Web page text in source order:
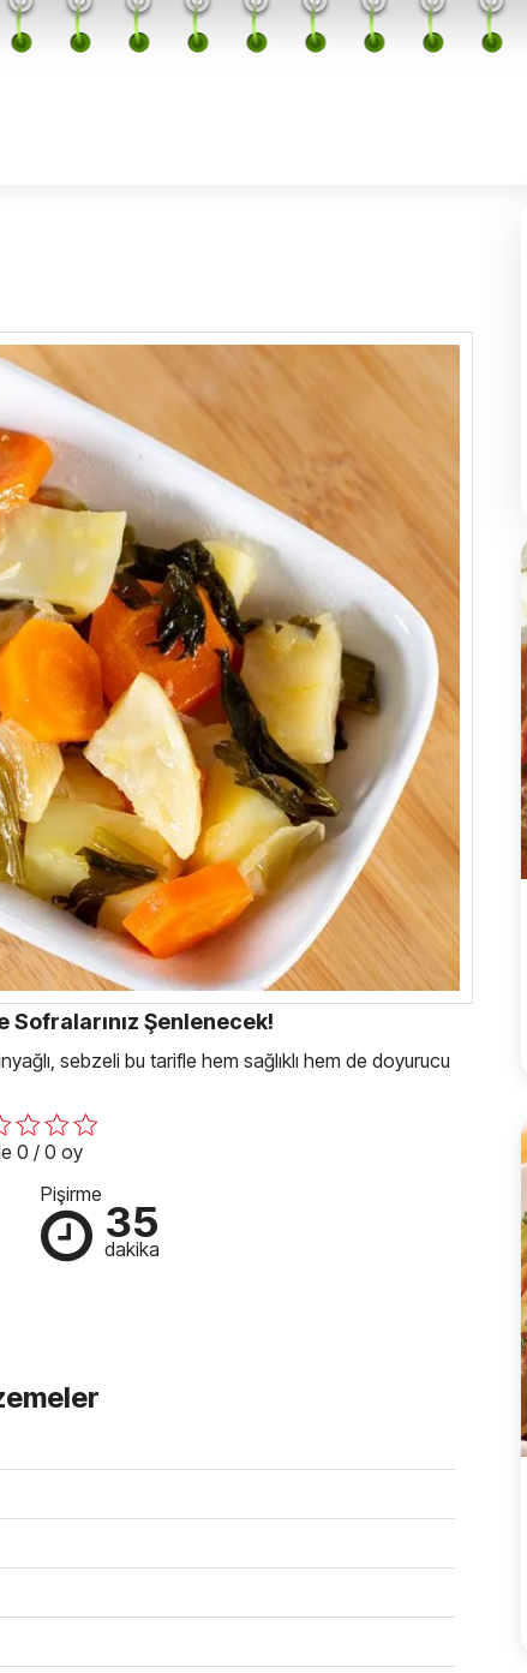
Sofralarınız Şenlenecek!
sebzeli bu tarifle hem sağlıklı hem de doyurucu
0 / 0 oy
Pişirme
35
dakika